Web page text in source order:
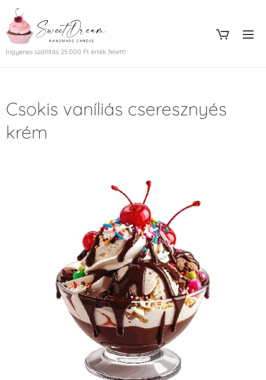
Ingyenes szállítás 25.000 Ft érték felett!
Csokis vaníliás cseresznyés
krém